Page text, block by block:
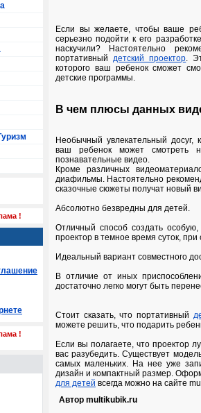
Если вы желаете, чтобы ваше
серьезно подойти к его
наскучили? Настоятельно
портативныйдетский проектор.
которого ваш ребенок сможет
детские программы.
В чем плюсы данных
Необычный увлекательный
ваш ребенок может смотреть
познавательные видео.
Кроме различных
диафильмы. Настоятельно
сказочные сюжеты получат новый
Абсолютно безвредны для детей.
Отличный способ создать
проектор в темное время суток,
Идеальный вариант совместного
В отличие от иных
достаточно легко могут быть
Стоит сказать, что портативный
можете решить, что подарить
Если вы полагаете, что проектор
вас разубедить. Существует
самых маленьких. На нее уже
дизайн и компактный размер.
для детей всегда можно на сайте
Автор multikubik.ru
!
!